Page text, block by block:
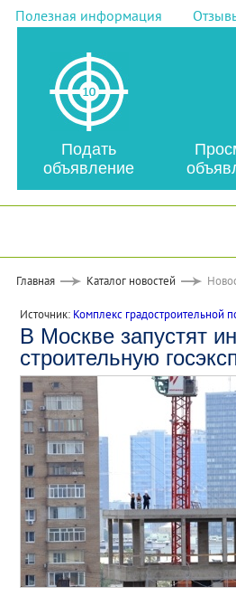
Полезная информация
Подать
объявление
Главная Каталог новостей
Источник: Комплекс градостроительной
В Москве запустят
строительную